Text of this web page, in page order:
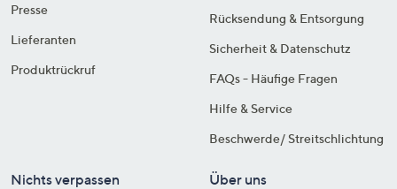
Presse
Lieferanten
Produktrückruf
Rücksendung & Entsorgung
Sicherheit & Datenschutz
FAQs - Häufige Fragen
Hilfe & Service
Beschwerde/ Streitschlichtung
Nichts verpassen Über uns